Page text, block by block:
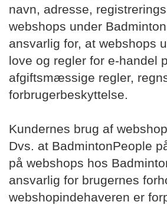
navn, adresse,
webshops under
ansvarlig for, at webshops
love og regler for e-handel
afgiftsmæssige regler,
forbrugerbeskyttelse.
Kundernes brug af
Dvs. at BadmintonPeople
på webshops hos
ansvarlig for brugernes
webshopindehaveren er